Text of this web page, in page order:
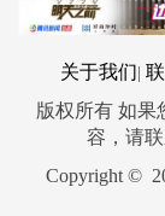
关于我们
版权所有 如果
容，请
Copyright ©